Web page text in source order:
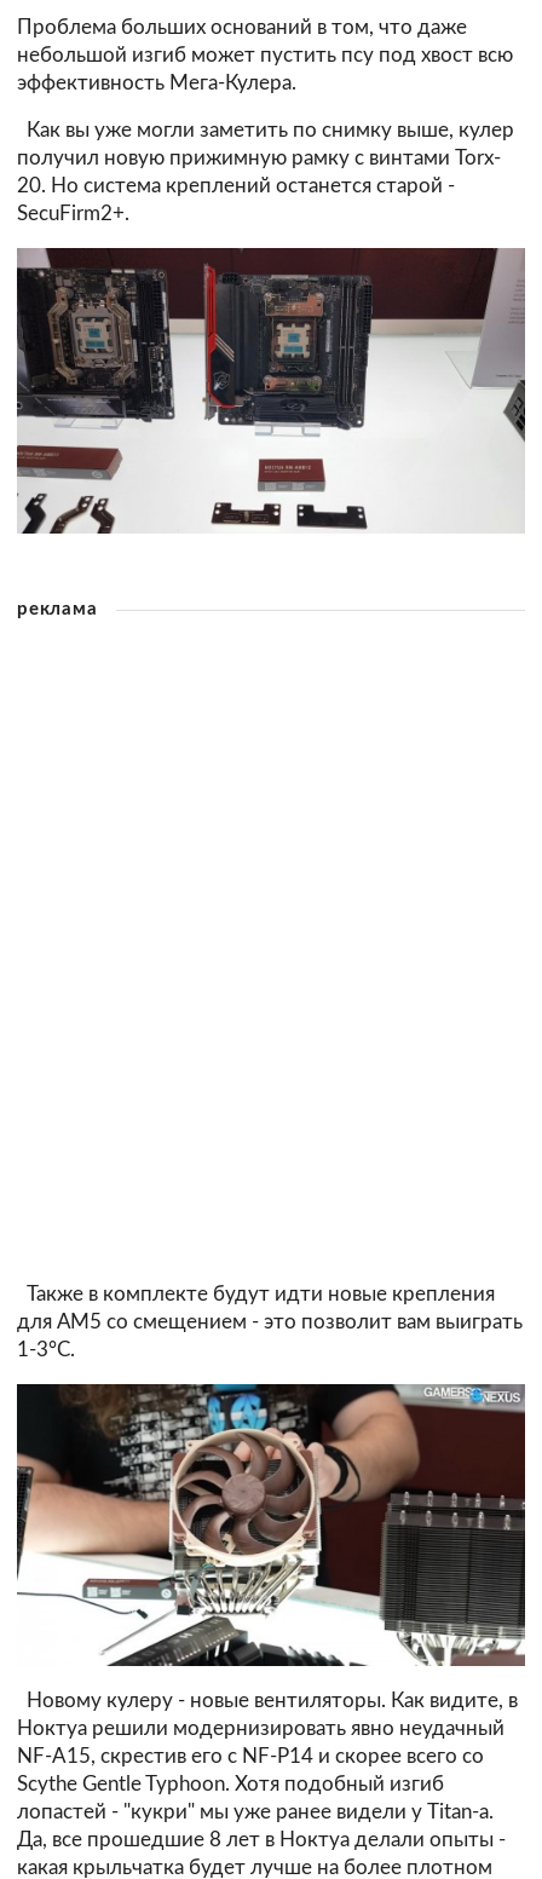
Проблема больших оснований в том, что даже
небольшой изгиб может пустить псу под хвост всю
эффективность Мега-Кулера.
Как вы уже могли заметить по снимку выше, кулер
получил новую прижимную рамку с винтами Torx-
20. Но система креплений останется старой -
SecuFirm2+.
реклама
Также в комплекте будут идти новые крепления
для АМ5 со смещением - это позволит вам выиграть
1-3°С.
Новому кулеру - новые вентиляторы. Как видите, в
Ноктуа решили модернизировать явно неудачный
NF-A15, скрестив его с NF-P14 и скорее всего со
Scythe Gentle Typhoon. Хотя подобный изгиб
лопастей - "кукри" мы уже ранее видели у Titan-а.
Да, все прошедшие 8 лет в Ноктуа делали опыты -
какая крыльчатка будет лучше на более плотном